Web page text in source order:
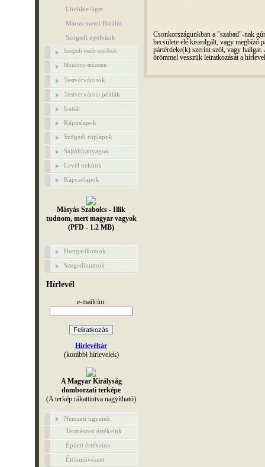
Lövölde-liget
Maros-menti Halálút
Szögedi nyelvünk
Szögedi vasút-emlékök
Mozdony-múzeum
Testvérvárosok
Testvérvárosi példák
Irattár
Képöslapok
Szögedi röplapok
Sajtóhíranyagok
Levél nekünk
Kapcsolapok
Mátyás Szabolcs - Illik
tudnom, mert magyar vagyok
(PFD - 1.2 MB)
Hungarikumok
Szegedikumok
Hírlevél
e-mailcím:
Hírlevéltár
(korábbi hírlevelek)
A Magyar Királyság
domborzati terképe
(A terkép rákattintva nagyítható)
Nemzeti ügyeink
Természeti értékeink
Épített értékeink
Étökművészet
Csonkországunkban a "szabad"-nak
becsülete elé kiszolgált, vagy megbízó
pártérdeke(k) szerint szól, vagy
örömmel vesszük leiratkozását a